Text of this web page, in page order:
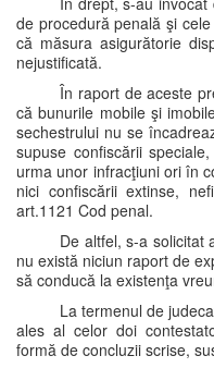
de procedură penală şi
că măsura asigurătorie
nejustificată.
În raport de aceste
că bunurile mobile şi
sechestrului nu se
supuse confiscării
urma unor infracţiuni ori în
nici confiscării extinse,
art.1121 Cod penal.
De altfel, s-a solicitat
nu există niciun raport de
să conducă la existenţa
La termenul de
ales al celor doi
formă de concluzii scrise,